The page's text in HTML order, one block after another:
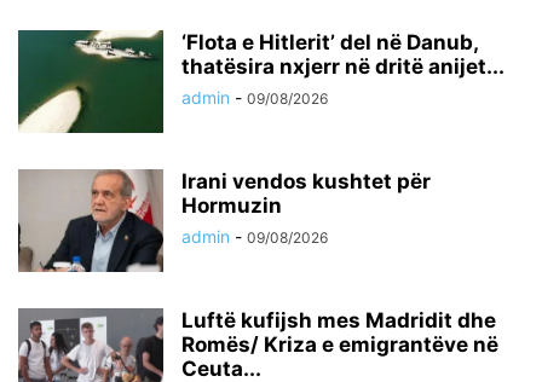
‘Flota e Hitlerit’ del në Danub,
thatësira nxjerr në dritë anijet...
admin - 09/08/2026
Irani vendos kushtet për
Hormuzin
admin - 09/08/2026
Luftë kufijsh mes Madridit dhe
Romës/ Kriza e emigrantëve në
Ceuta...